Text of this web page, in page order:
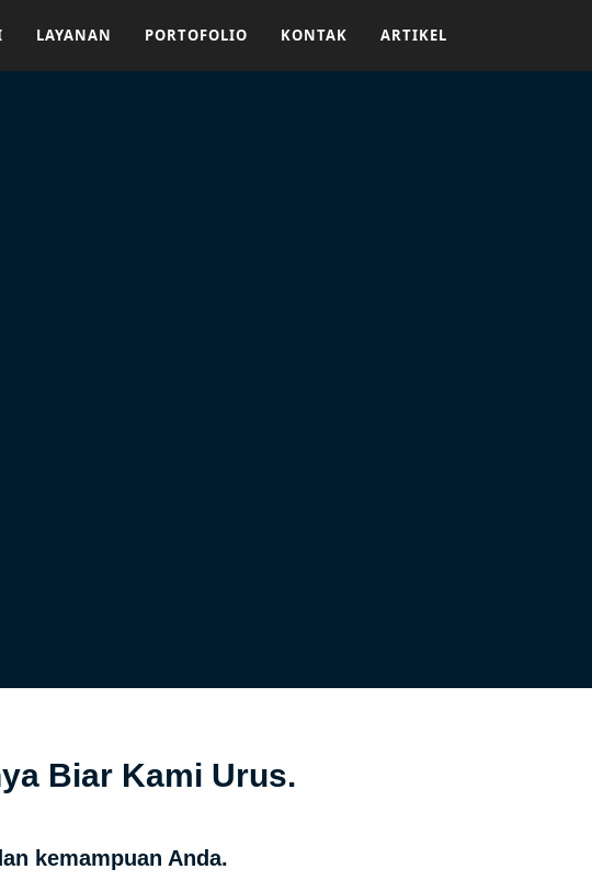
LAYANAN PORTOFOLIO KONTAK ARTIKEL
Biar Kami Urus.
kemampuan Anda.